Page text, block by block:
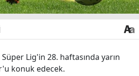
Lig'in 28. haftasında yarın
konuk edecek.